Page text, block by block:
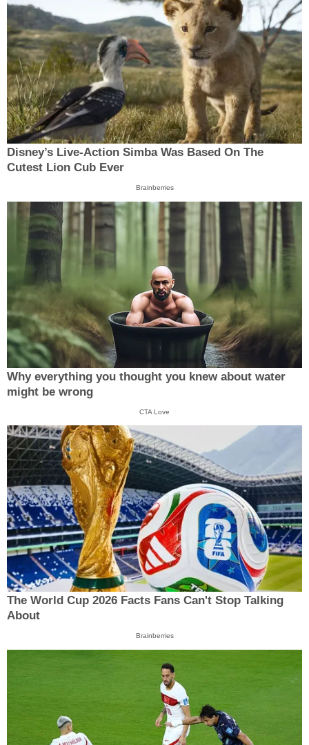
Disney’s Live-Action Simba Was Based On The
Cutest Lion Cub Ever
Brainberries
Why everything you thought you knew about water
might be wrong
CTA Love
The World Cup 2026 Facts Fans Can't Stop Talking
About
Brainberries